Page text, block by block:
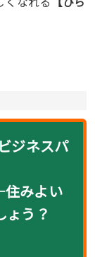
ジネスパ
住みよい
う？